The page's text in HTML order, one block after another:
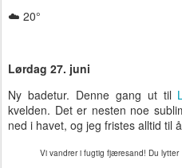
☁️ 20°
Lørdag 27. juni
Ny badetur. Denne gang ut til
kvelden. Det er nesten noe
ned i havet, og jeg fristes alltid til
Vi vandrer i fugtig fjæresand! Du lytter